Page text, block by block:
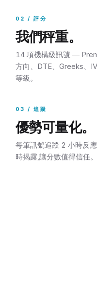
02 / 評分
我們秤重。
14 項機構級訊號 —
方向、DTE、Greeks、
等級。
03 / 追蹤
優勢可量化。
每筆訊號追蹤 2 小時反
時揭露,讓分數值得信任。